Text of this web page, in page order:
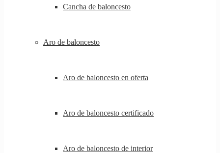
Cancha de baloncesto
Aro de baloncesto
Aro de baloncesto en oferta
Aro de baloncesto certificado
Aro de baloncesto de interior